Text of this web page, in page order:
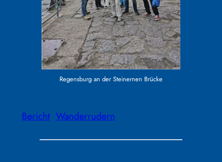
Regensburg an der Steinernen Brücke
Bericht Wanderrudern